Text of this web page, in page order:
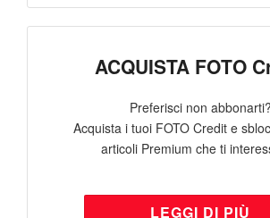
ACQUISTA FOTO
Preferisci non abbonarti?
Acquista i tuoi FOTO Credit e
articoli Premium che ti
LEGGI DI PIÙ